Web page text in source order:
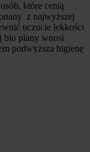
które cenią
z najwyższej
uczucie lekkości
bio piany wnosi
podwyższa higienę